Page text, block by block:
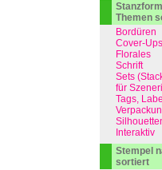
Themen
Bordüren
Cover-Ups
Florales
Schrift
Sets
für
Tags,
Interaktiv
Stempel
sortiert